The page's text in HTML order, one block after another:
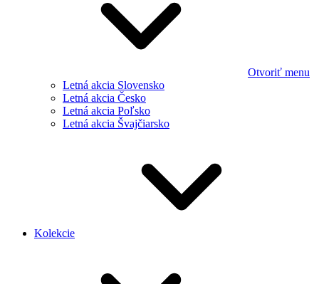
Otvoriť menu
Letná akcia Slovensko
Letná akcia Česko
Letná akcia Poľsko
Letná akcia Švajčiarsko
Kolekcie